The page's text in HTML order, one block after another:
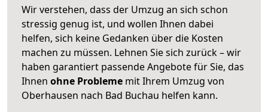
Wir verstehen, dass der Umzug an sich schon
stressig genug ist, und wollen Ihnen dabei
helfen, sich keine Gedanken über die Kosten
machen zu müssen. Lehnen Sie sich zurück – wir
haben garantiert passende Angebote für Sie, das
Ihnen ohne Probleme mit Ihrem Umzug von
Oberhausen nach Bad Buchau helfen kann.